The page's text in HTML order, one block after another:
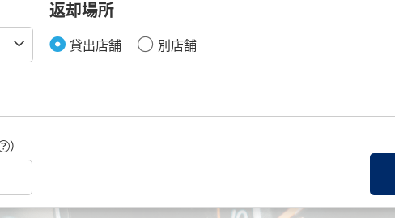
返却場所
貸出店舗 別店舗
）